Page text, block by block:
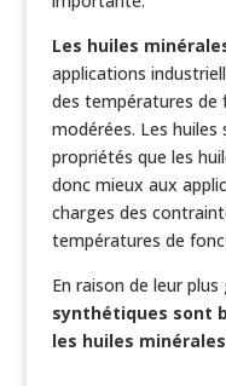
Les huiles
applications
des températures de
modérées. Les
propriétés que les
donc mieux aux
charges des
températures de
En raison de leur
synthétiques sont
les huiles minérales